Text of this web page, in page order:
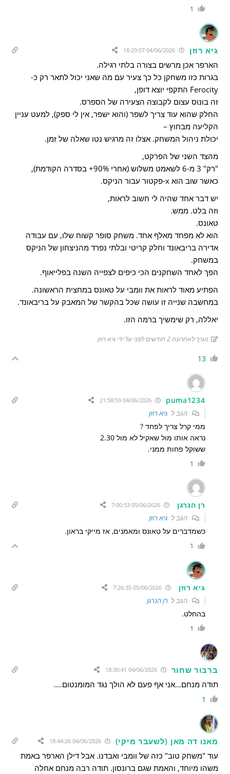
1
גיא רוזן 04/06/2026 18:29:07
הארפר אכן מרשים בצורה בלתי רגילה.
בגרות כזו משחקן כל כך צעיר עם מה שאני יכול לתאר רק כ-
Ferocity התקפי יוצא דופן,
זה בונוס עצום לקבוצה הצעירה של הספרס.
החלק שהוא עוד צריך לשפר (והוא ישפר, אין לי ספק), למעט עניין
הקליעה מבחוץ –
יכולת ניהול המשחק. אצלו זה מרגיש נטו שאלה של זמן.
מהצד השני של הפרקט,
"רק" 3 מ-6 לשאמט משלוש (אחרי 90%+ בסדרה הקודמת),
כאשר שוב הוא x-פקטור עבור הניקס.
יש דבר אחד שהיה לי חשוב לראות,
וזה בלט. ממש.
טאונס.
הוא לא מפחד מאלף אחד. משחק סופר קשוח שלו, עם עבודה
אדירה בריבאונד וחלק קריטי ובלתי נפרד מהניצחון של הניקס
במשחק.
הפך לאחד השחקנים הכי כיפים לצפייה השנה בפלייאוף.
הפתיע מאוד לראות את וומבי על טאונס במחצית הראשונה.
במחשבה שנייה זו עושה שכל בהקשר של המאבק על בריבאונד.
יאללה, רק שימשיך ברמה הזו.
נערך לאחרונה 2 חודשים לפני על ידי גיא רוזן
13
puma1234
04/06/2026 21:58:59
הגב ל גיא רוזן
ממי קרל צריך לפחד ?
נראה אותו מול שאקיל לא מול 2.30
ששוקל פחות ממני.
1
רן הנרגן 05/06/2026 7:00:53
הגב ל גיא רוזן
כשמדברים על טאונס ומאמנים, אז מייקי בראון.
1
גיא רוזן 05/06/2026 7:26:35
הגב לרן הנרגן
בהחלט.
1
ברבור שחור 04/06/2026 18:30:41
תודה מנחם…אני אף פעם לא הולך נגד המומנטום….
1
מאנו דה מאן (לשעבר מיקי) 04/06/2026 18:44:26
עוד "משחק טוב" כזה של וומבי ואבדנו. אבל דילן הארפר באמת
משהו מיוחד, והאמת שגם ברונסון. תודה רבה מנחם אחלה